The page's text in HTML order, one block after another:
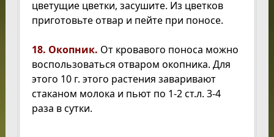
цветущие цветки, засушите. Из цветков
приготовьте отвар и пейте при поносе.
18. Окопник. От кровавого поноса можно
воспользоваться отваром окопника. Для
этого 10 г. этого растения заваривают
стаканом молока и пьют по 1-2 ст.л. 3-4
раза в сутки.